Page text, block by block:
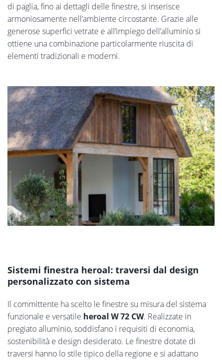
di paglia, fino ai dettagli delle finestre, si inserisce
armoniosamente nell’ambiente circostante. Grazie alle
generose superfici vetrate e all’impiego dell’alluminio si
ottiene una combinazione particolarmente riuscita di
elementi tradizionali e moderni.
Sistemi finestra heroal: traversi dal design
personalizzato con sistema
Il committente ha scelto le finestre su misura del sistema
funzionale e versatile heroal W 72 CW. Realizzate in
pregiato alluminio, soddisfano i requisiti di economia,
sostenibilità e design desiderato. Le finestre dotate di
traversi hanno lo stile tipico della regione e si adattano